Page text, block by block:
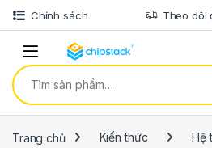
Bỏ qua để điều hướng
Bỏ qua nội dung
Chính sách Theo dõi
Tìm kiếm:
Trang chủ Kiến thức Hệ